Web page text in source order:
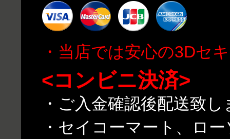
・当店では安心の3Dセ
<コンビニ決済>
・ご入金確認後配送致し
・セイコーマート、ロ